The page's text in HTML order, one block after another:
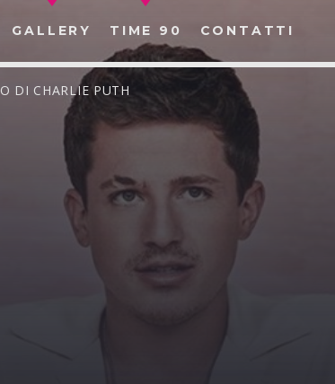
GALLERY TIME 90 CONTATTI
CERCA NEL SITO WEB:
DI CHARLIE PUTH